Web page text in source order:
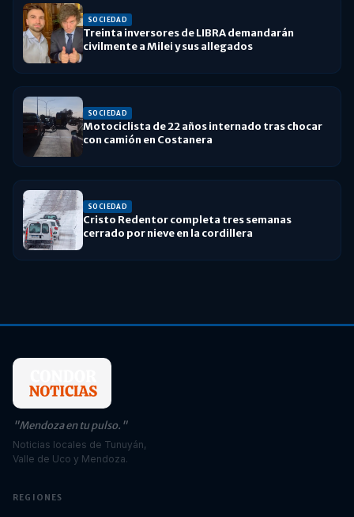
SOCIEDAD
Treinta inversores de LIBRA demandarán
civilmente a Milei y sus allegados
SOCIEDAD
Motociclista de 22 años internado tras chocar
con camión en Costanera
SOCIEDAD
Cristo Redentor completa tres semanas
cerrado por nieve en la cordillera
"Mendoza en tu pulso."
Noticias locales de Tunuyán,
Valle de Uco y Mendoza.
REGIONES